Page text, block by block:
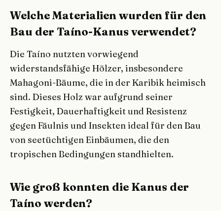
Welche Materialien wurden für den
Bau der Taíno-Kanus verwendet?
Die Taíno nutzten vorwiegend
widerstandsfähige Hölzer, insbesondere
Mahagoni-Bäume, die in der Karibik heimisch
sind. Dieses Holz war aufgrund seiner
Festigkeit, Dauerhaftigkeit und Resistenz
gegen Fäulnis und Insekten ideal für den Bau
von seetüchtigen Einbäumen, die den
tropischen Bedingungen standhielten.
Wie groß konnten die Kanus der
Taíno werden?